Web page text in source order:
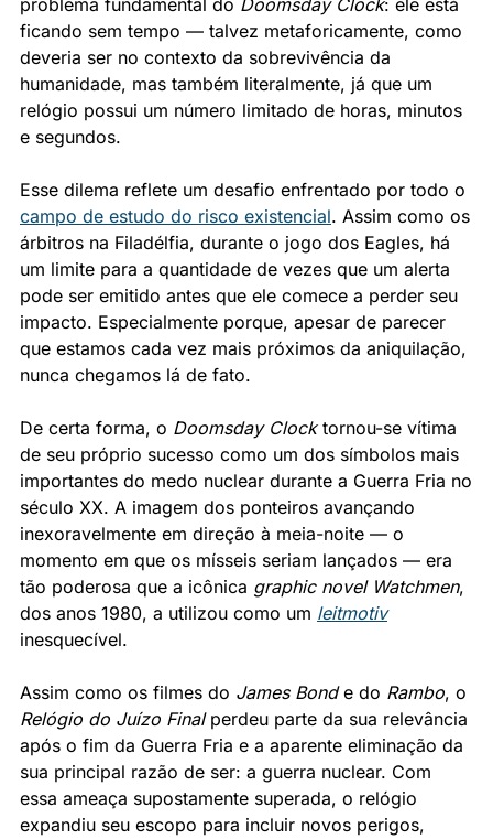
problema fundamental do Doomsday Clock: ele está
ficando sem tempo — talvez metaforicamente, como
deveria ser no contexto da sobrevivência da
humanidade, mas também literalmente, já que um
relógio possui um número limitado de horas, minutos
e segundos.
campo de estudo do risco existencial. Assim como os
árbitros na Filadélfia, durante o jogo dos Eagles, há
um limite para a quantidade de vezes que um alerta
pode ser emitido antes que ele comece a perder seu
impacto. Especialmente porque, apesar de parecer
que estamos cada vez mais próximos da aniquilação,
nunca chegamos lá de fato.
De certa forma, o Doomsday Clock tornou-se vítima
de seu próprio sucesso como um dos símbolos mais
importantes do medo nuclear durante a Guerra Fria no
século XX. A imagem dos ponteiros avançando
inexoravelmente em direção à meia-noite — o
momento em que os mísseis seriam lançados — era
tão poderosa que a icônica graphic novel Watchmen,
dos anos 1980, a utilizou como um leitmotiv
inesquecível.
Assim como os filmes do James Bond e do Rambo
Relógio do Juízo Final perdeu parte da sua relevância
após o fim da Guerra Fria e a aparente eliminação da
sua principal razão de ser: a guerra nuclear. Com
essa ameaça supostamente superada, o relógio
expandiu seu escopo para incluir novos perigos,